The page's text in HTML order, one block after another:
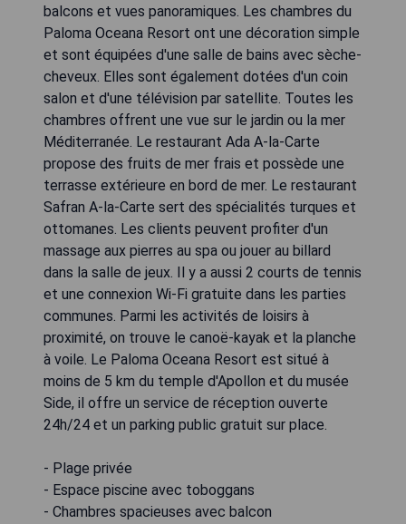
balcons et vues panoramiques. Les chambres du
Paloma Oceana Resort ont une décoration simple
et sont équipées d'une salle de bains avec sèche-
cheveux. Elles sont également dotées d'un coin
salon et d'une télévision par satellite. Toutes les
chambres offrent une vue sur le jardin ou la mer
Méditerranée. Le restaurant Ada A-la-Carte
propose des fruits de mer frais et possède une
terrasse extérieure en bord de mer. Le restaurant
Safran A-la-Carte sert des spécialités turques et
ottomanes. Les clients peuvent profiter d'un
massage aux pierres au spa ou jouer au billard
dans la salle de jeux. Il y a aussi 2 courts de tennis
et une connexion Wi-Fi gratuite dans les parties
communes. Parmi les activités de loisirs à
proximité, on trouve le canoë-kayak et la planche
à voile. Le Paloma Oceana Resort est situé à
moins de 5 km du temple d'Apollon et du musée
Side, il offre un service de réception ouverte
24h/24 et un parking public gratuit sur place.
- Plage privée
- Espace piscine avec toboggans
- Chambres spacieuses avec balcon